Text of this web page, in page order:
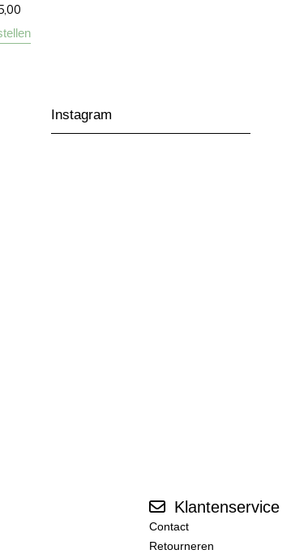
Instagram
Klantenservice
Contact
Retourneren